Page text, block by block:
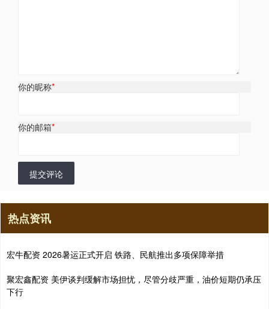
你的昵称*
你的邮箱*
提交评论
热点资讯
宏牛配资 2026暑运正式开启 铁路、民航推出多项保障举措
聚宏鑫配资 美伊谈判缓解市场担忧，尽管分歧严重，油价短期仍承压
下行